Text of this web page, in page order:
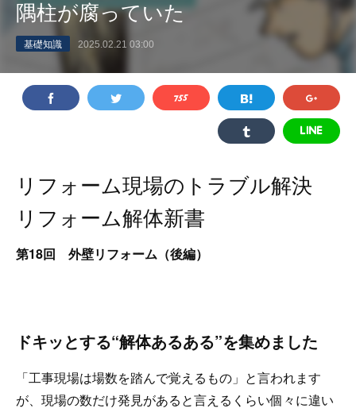
隅柱が腐っていた
基礎知識 2025.02.21 03:00
リフォーム現場のトラブル解決
リフォーム解体新書
第18回 外壁リフォーム（後編）
ドキッとする“解体あるある”を集めました
「工事現場は場数を踏んで覚えるもの」と言われます
が、現場の数だけ発見があると言えるくらい個々に違い